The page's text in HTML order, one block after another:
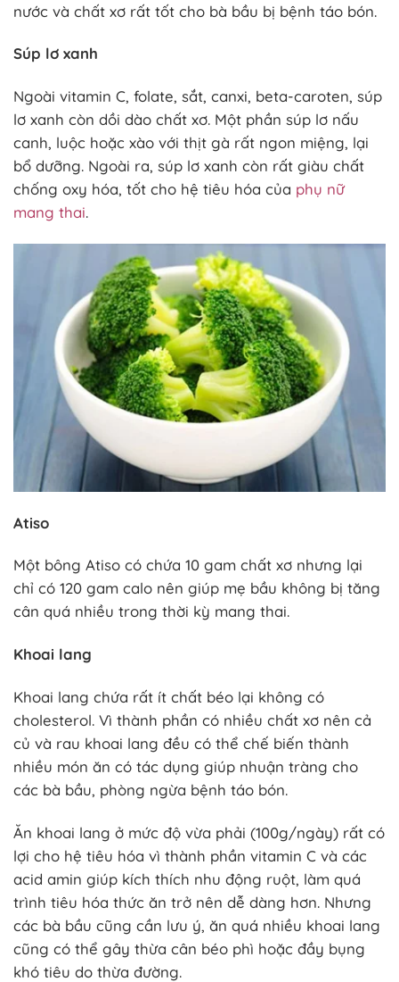
nước và chất xơ rất tốt cho bà bầu bị bệnh táo bón.
Súp lơ xanh
Ngoài vitamin C, folate, sắt, canxi, beta-caroten, súp
lơ xanh còn dồi dào chất xơ. Một phần súp lơ nấu
canh, luộc hoặc xào với thịt gà rất ngon miệng, lại
bổ dưỡng. Ngoài ra, súp lơ xanh còn rất giàu chất
chống oxy hóa, tốt cho hệ tiêu hóa của phụ nữ
mang thai.
Atiso
Một bông Atiso có chứa 10 gam chất xơ nhưng lại
chỉ có 120 gam calo nên giúp mẹ bầu không bị tăng
cân quá nhiều trong thời kỳ mang thai.
Khoai lang
Khoai lang chứa rất ít chất béo lại không có
cholesterol. Vì thành phần có nhiều chất xơ nên cả
củ và rau khoai lang đều có thể chế biến thành
nhiều món ăn có tác dụng giúp nhuận tràng cho
các bà bầu, phòng ngừa bệnh táo bón.
Ăn khoai lang ở mức độ vừa phải (100g/ngày) rất có
lợi cho hệ tiêu hóa vì thành phần vitamin C và các
acid amin giúp kích thích nhu động ruột, làm quá
trình tiêu hóa thức ăn trở nên dễ dàng hơn. Nhưng
các bà bầu cũng cần lưu ý, ăn quá nhiều khoai lang
cũng có thể gây thừa cân béo phì hoặc đầy bụng
khó tiêu do thừa đường.